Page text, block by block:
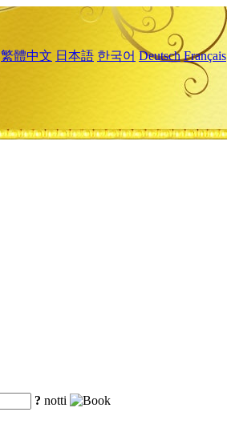
繁體中文 日本語 한국어 Deutsch Français
? notti